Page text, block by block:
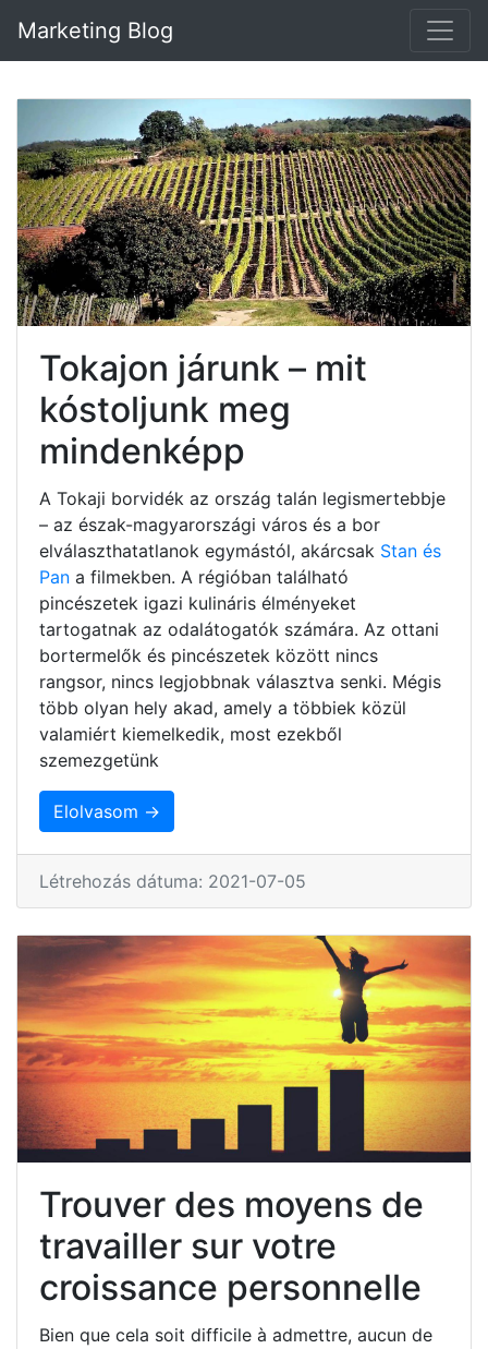
Marketing Blog
Tokajon járunk – mit
kóstoljunk meg
mindenképp
A Tokaji borvidék az ország talán legismertebbje
– az észak-magyarországi város és a bor
elválaszthatatlanok egymástól, akárcsak Stan és
Pan a filmekben. A régióban található
pincészetek igazi kulináris élményeket
tartogatnak az odalátogatók számára. Az ottani
bortermelők és pincészetek között nincs
rangsor, nincs legjobbnak választva senki. Mégis
több olyan hely akad, amely a többiek közül
valamiért kiemelkedik, most ezekből
szemezgetünk
Elolvasom →
Létrehozás dátuma: 2021-07-05
Trouver des moyens de
travailler sur votre
croissance personnelle
Bien que cela soit difficile à admettre, aucun de